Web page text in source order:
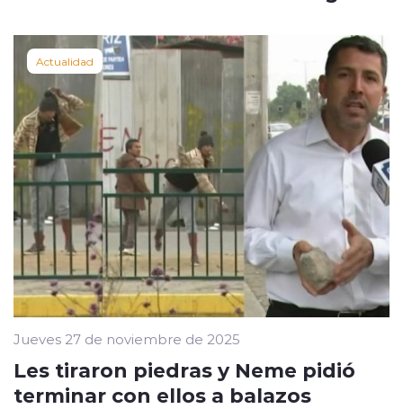
Actualidad
Jueves 27 de noviembre de 2025
Les tiraron piedras y Neme pidió
terminar con ellos a balazos